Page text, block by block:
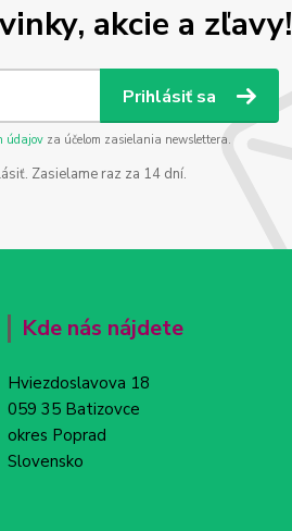
akcie a zľavy!
Prihlásiť sa
údajovza účelom zasielania newslettera.
Zasielame raz za 14 dní.
Kde nás nájdete
Hviezdoslavova 18
059 35 Batizovce
okres Poprad
Slovensko